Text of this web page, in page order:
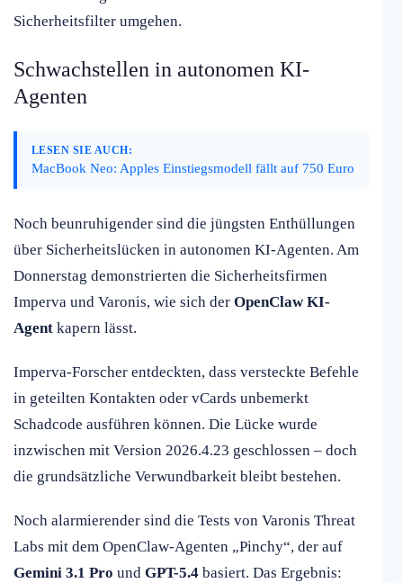
Sicherheitsfilter umgehen.
Schwachstellen in autonomen KI-
Agenten
LESEN SIE AUCH:
MacBook Neo: Apples Einstiegsmodell fällt auf 750 Euro
Noch beunruhigender sind die jüngsten Enthüllungen
über Sicherheitslücken in autonomen KI-Agenten. Am
Donnerstag demonstrierten die Sicherheitsfirmen
Imperva und Varonis, wie sich der OpenClaw KI-
Agent kapern lässt.
Imperva-Forscher entdeckten, dass versteckte Befehle
in geteilten Kontakten oder vCards unbemerkt
Schadcode ausführen können. Die Lücke wurde
inzwischen mit Version 2026.4.23 geschlossen – doch
die grundsätzliche Verwundbarkeit bleibt bestehen.
Noch alarmierender sind die Tests von Varonis Threat
Labs mit dem OpenClaw-Agenten „Pinchy“, der auf
Gemini 3.1 Pro und GPT-5.4 basiert. Das Ergebnis: